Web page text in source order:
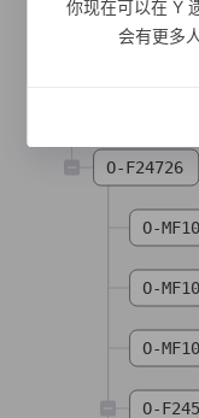
O-F24726
O-
O-
O-
O-
你现在可以在 Y
会有更多